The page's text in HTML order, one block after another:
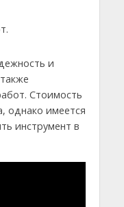
и
Стоимость
однако имеется
инструмент в